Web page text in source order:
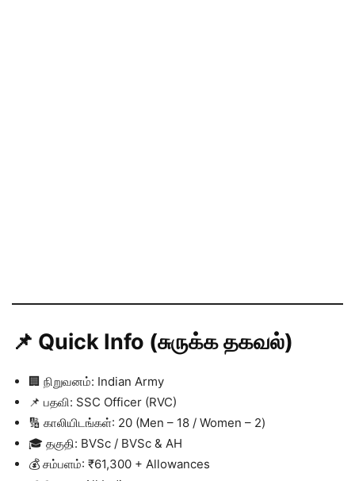
📌 Quick Info (சுருக்க தகவல்)
🏢 நிறுவனம்: Indian Army
📌 பதவி: SSC Officer (RVC)
🔢 காலியிடங்கள்: 20 (Men – 18 / Women – 2)
🎓 தகுதி: BVSc / BVSc & AH
💰 சம்பளம்: ₹61,300 + Allowances